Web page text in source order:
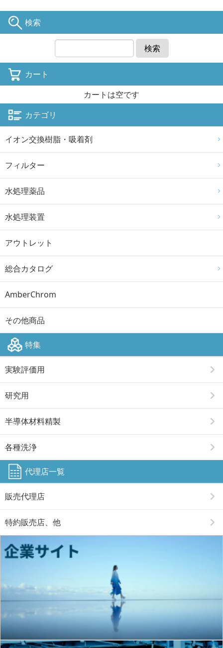
検索
検索
カート
カートは空です
カテゴリ
イオン交換樹脂・吸着剤
フィルター
水処理薬品
水処理装置
アウトレット
総合カタログ
AmberChrom
その他商品
特集
実験評価用
研究用
半導体材料精製
各種洗浄
代理店一覧
販売代理店
特約販売店、他